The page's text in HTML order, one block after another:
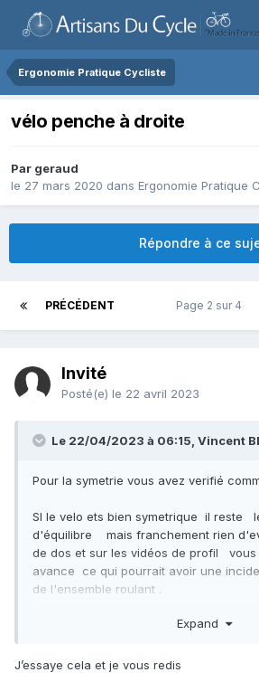
Ergonomie Pratique Cycliste
vélo penche à droite
Par geraud
le 27 mars 2020 dans Ergonomie Pratique
Répondre à ce
PRÉCÉDENT Page 2 sur 4
Invité
Posté(e) le 22 avril 2023
Le 22/04/2023 à 06:15, Vincent
Pour la symetrie vous avez verifié
SI le velo ets bien symetrique il reste
d'équilibre mais franchement rien
de dos et sur les vidéos de profil vous
avance ce qui pourrait avoir une
de l'ensemble roulant .
Pouvez vous reculer la selle de 3 cm
De meme vous sembvlez un poil bas.
Expand
J’essaye cela et je vous redis